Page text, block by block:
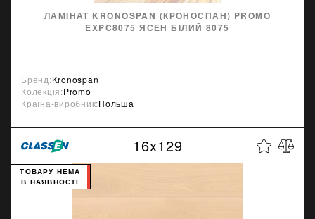
ЛАМІНАТ KRONOSPAN (КРОНОСПАН) PROMO
EXPC8075 ЯСЕН БІЛИЙ 8075
Бренд:Kronospan
Колекція:Promo
Країна-виробник:Польша
16x129
ТОВАРУ НЕМА
В НАЯВНОСТІ